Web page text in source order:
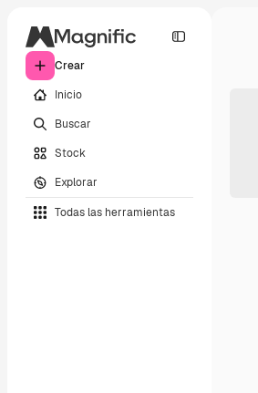
Crear
Inicio
Buscar
Stock
Explorar
Todas las herramientas